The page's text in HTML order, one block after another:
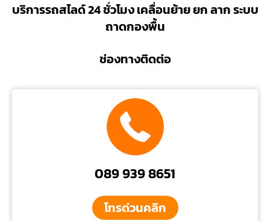
บริการรถสไลด์ 24 ชั่วโมง เคลื่อนย้าย ยก ลาก ระบบ
ถาดกองพื้น
ช่องทางติดต่อ
089 939 8651
โทรด่วนคลิก